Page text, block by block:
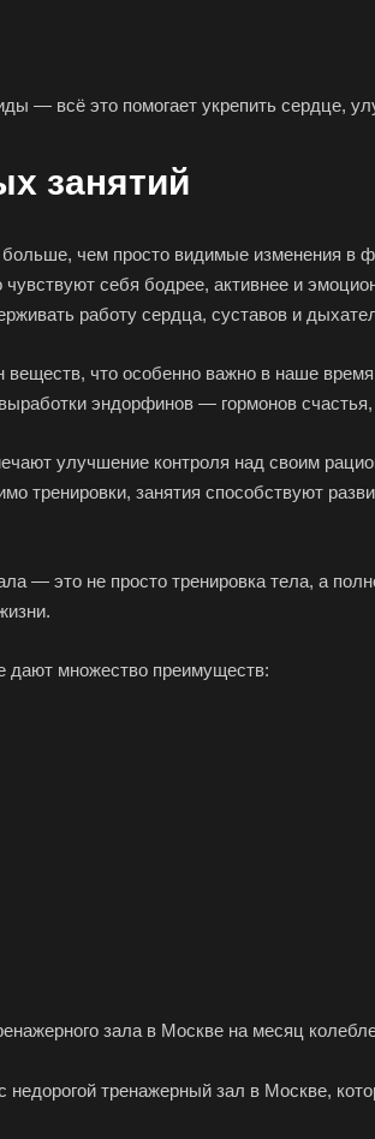
— всё это помогает укрепить сердце,
занятий
чем просто видимые изменения в
себя бодрее, активнее и
работу сердца, суставов и
что особенно важно в наше
эндорфинов — гормонов
улучшение контроля над своим
тренировки, занятия способствуют
— это не просто тренировка тела, а
дают множество преимуществ:
зала в Москве на месяц
недорогой тренажерный зал в Москве,